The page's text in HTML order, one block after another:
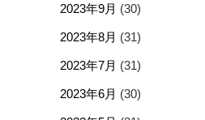
2023年9月 (30)
2023年8月 (31)
2023年7月 (31)
2023年6月 (30)